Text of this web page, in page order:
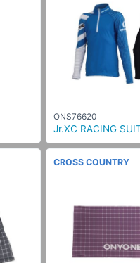
ONS76620
Jr.XC RACING
CROSS COUNTRY